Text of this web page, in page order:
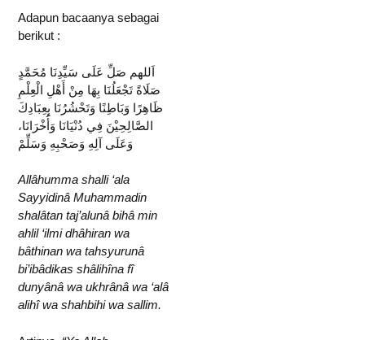
Adapun bacaanya sebagai
berikut :
اَللهم صَلِّ عَلَى سَيِّدِنَا مُحَمَّدٍ
صَلَاةً تَجْعَلُنَا بِهَا مِنْ أَهْلِ الْعِلْمِ
ظَاهِرًا وَبَاطِنًا وَتَحْشُرُنَا بِعِبَادِكَ
الصَّالِحِيْنَ فِي دُنْيَانَا وَأُخْرَانَا،
وَعَلَى آلِهِ وَصَحْبِهِ وَسَلِّمْ
Allâhumma shalli ‘ala
Sayyidinâ Muhammadin
shalâtan taj’alunâ bihâ min
ahlil ‘ilmi dhâhiran wa
bâthinan wa tahsyurunâ
bi’ibâdikas shâlihîna fî
dunyânâ wa ukhrânâ wa ‘alâ
alihî wa shahbihi wa sallim.